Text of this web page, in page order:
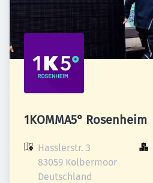
1KOMMA5° Rosenheim
Hasslerstr. 3
83059 Kolbermoor
Deutschland